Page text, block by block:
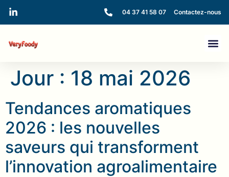
04 37 41 58 07 Contactez-nous
Jour : 18 mai 2026
Tendances aromatiques
2026 : les nouvelles
saveurs qui transforment
l’innovation agroalimentaire